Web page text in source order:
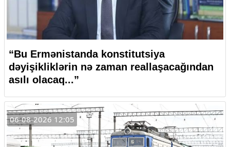
“Bu Ermənistanda konstitutsiya
dəyişikliklərin nə zaman reallaşacağından
asılı olacaq...”
06-08-2026 12:05